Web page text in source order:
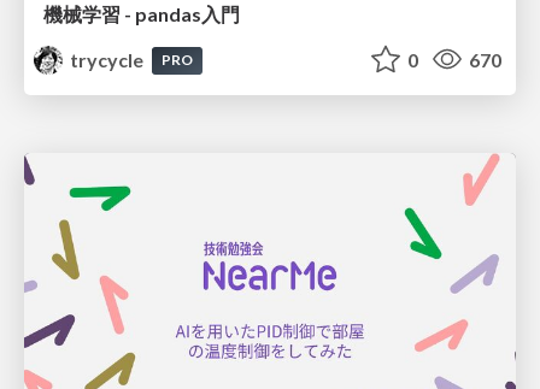
機械学習 - pandas入門
trycycle
PRO 0 670